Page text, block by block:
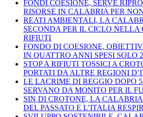
FONDI COESIONE, SERVE
RISORSE IN CALABRIA PER
REATI AMBIENTALI, LA
SECONDA PER IL CICLO NELLA
RIFIUTI
FONDO DI COESIONE,
IN QUATTRO ANNI SPESI SOLO
STOP A RIFIUTI TOSSICI A
PORTATI DA ALTRE REGIONI
LE LACRIME DI REGGIO DOPO
SERVANO DA MONITO PER IL
SIN DI CROTONE, LA
DEL PASSATO E L’ITALIA